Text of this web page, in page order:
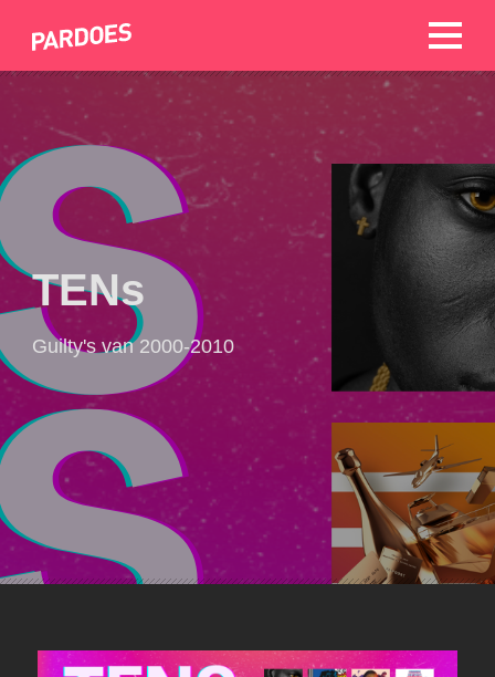
TENs
Guilty's van 2000-2010